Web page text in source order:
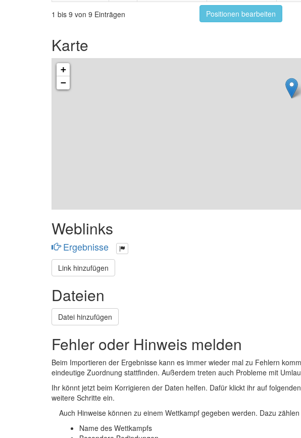
1 bis 9 von 9 Einträgen Positionen bearbeiten
Karte
+
−
Weblinks
Ergebnisse
Link hinzufügen
Dateien
Datei hinzufügen
Fehler oder Hinweis melden
Beim Importieren der Ergebnisse kann es immer wieder mal zu Fehlern
eindeutige Zuordnung stattfinden. Außerdem treten auch Probleme mit
Ihr könnt jetzt beim Korrigieren der Daten helfen. Dafür klickt ihr auf
weitere Schritte ein.
Auch Hinweise können zu einem Wettkampf gegeben werden. Dazu
Name des Wettkampfs